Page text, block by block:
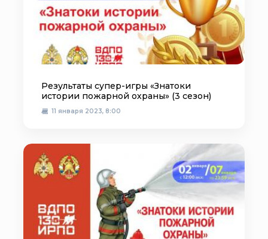
Результаты супер-игры «Знатоки
истории пожарной охраны» (3 сезон)
11 января 2023, 8:00